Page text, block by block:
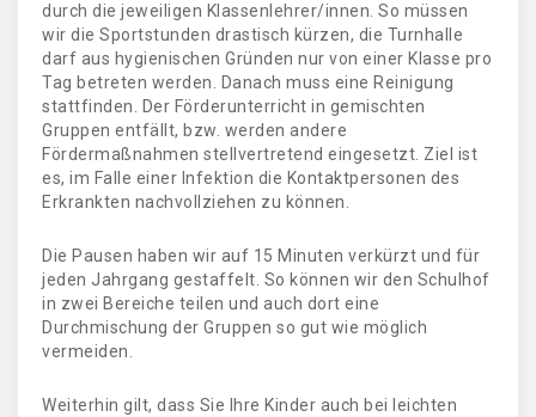
durch die jeweiligen Klassenlehrer/innen. So müssen
wir die Sportstunden drastisch kürzen, die Turnhalle
darf aus hygienischen Gründen nur von einer Klasse pro
Tag betreten werden. Danach muss eine Reinigung
stattfinden. Der Förderunterricht in gemischten
Gruppen entfällt, bzw. werden andere
Fördermaßnahmen stellvertretend eingesetzt. Ziel ist
es, im Falle einer Infektion die Kontaktpersonen des
Erkrankten nachvollziehen zu können.
Die Pausen haben wir auf 15 Minuten verkürzt und für
jeden Jahrgang gestaffelt. So können wir den Schulhof
in zwei Bereiche teilen und auch dort eine
Durchmischung der Gruppen so gut wie möglich
vermeiden.
Weiterhin gilt, dass Sie Ihre Kinder auch bei leichten